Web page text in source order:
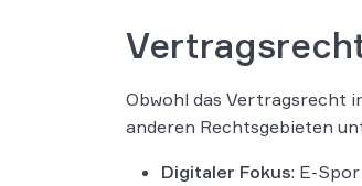
Obwohl das Vertragsrecht
anderen Rechtsgebieten
Digitaler Fokus: E-